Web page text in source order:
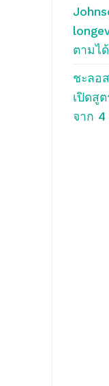
ตามได้
ชะลอ
เปิดสู
จาก